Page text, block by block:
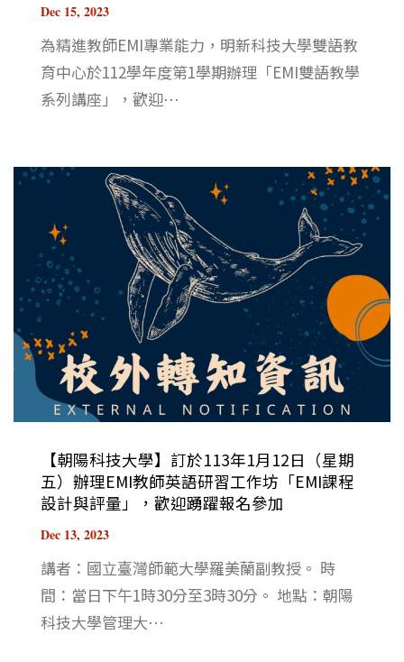
Dec 15, 2023
為精進教師EMI專業能力，明新科技大學雙語教
育中心於112學年度第1學期辦理「EMI雙語教學
系列講座」，歡迎⋯
【朝陽科技大學】訂於113年1月12日（星期
五）辦理EMI教師英語研習工作坊「EMI課程
設計與評量」，歡迎踴躍報名參加
Dec 13, 2023
講者：國立臺灣師範大學羅美蘭副教授。 時
間：當日下午1時30分至3時30分。 地點：朝陽
科技大學管理大⋯